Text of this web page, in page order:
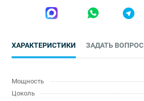
ХАРАКТЕРИСТИКИ ЗАДАТЬ ВОПРОС
Мощность
Цоколь